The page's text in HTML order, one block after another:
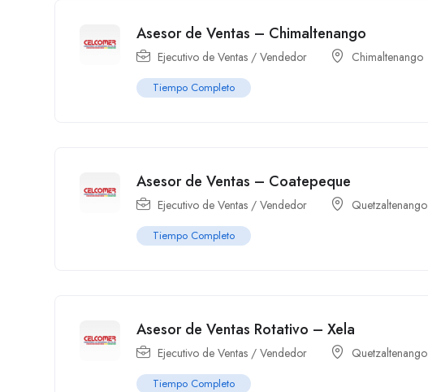
Asesor de Ventas – Chimaltenango
Ejecutivo de Ventas / Vendedor Chimaltenango
Tiempo Completo
Asesor de Ventas – Coatepeque
Ejecutivo de Ventas / Vendedor Quetzaltenango
Tiempo Completo
Asesor de Ventas Rotativo – Xela
Ejecutivo de Ventas / Vendedor Quetzaltenango
Tiempo Completo